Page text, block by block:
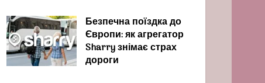
Безпечна поїздка до
Європи: як агрегатор
Sharry знімає страх
дороги